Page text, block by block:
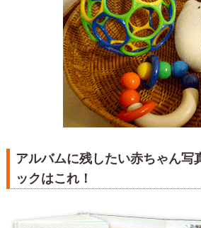
アルバムに残したい赤ちゃん写
ックはこれ！